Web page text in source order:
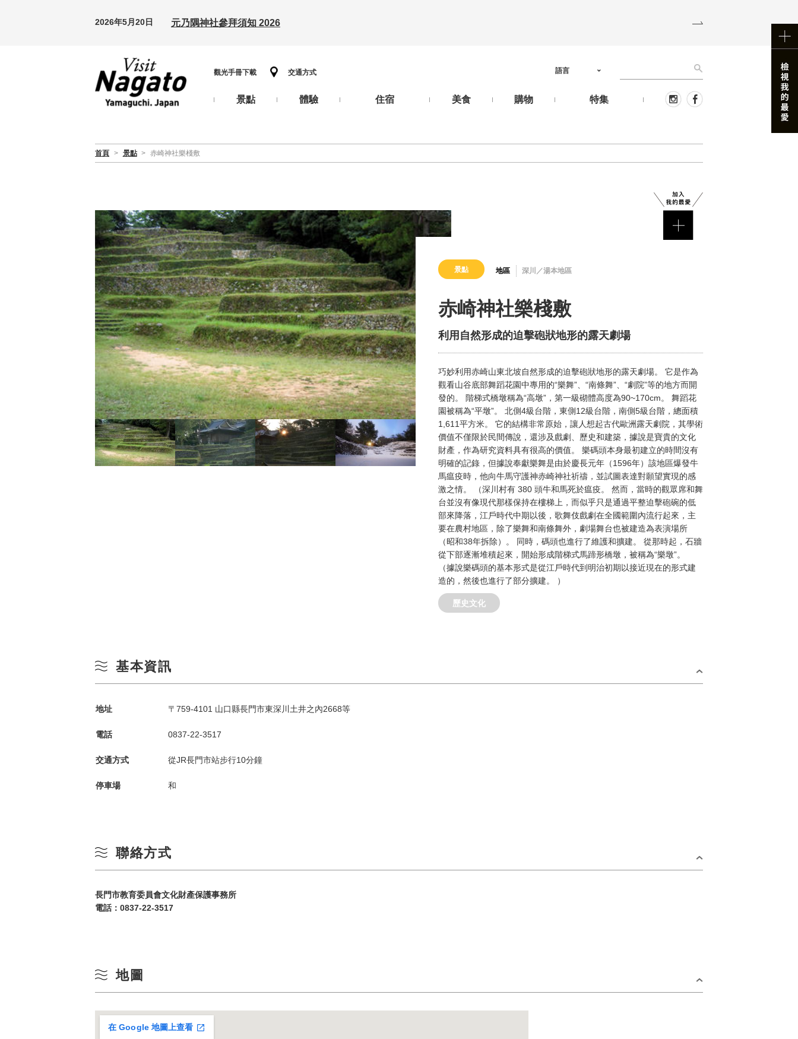
2026年5月20日 元乃隅神社參拜須知 2026
觀光手冊下載 交通方式
景點 體驗 住宿 美食 購物 特集
語言
首頁 > 景點 > 赤崎神社樂棧敷
景點 地區 深川／湯本地區
赤崎神社樂棧敷
利用自然形成的迫擊砲狀地形的露天劇場
巧妙利用赤崎山東北坡自然形成的迫擊砲狀地形的露天劇場。 它是作為
觀看山谷底部舞蹈花園中專用的“樂舞”、“南條舞”、“劇院”等的地方而開
發的。 階梯式橋墩稱為“高墩”，第一級砌體高度為90~170cm。 舞蹈花
園被稱為“平墩”。 北側4級台階，東側12級台階，南側5級台階，總面積
1,611平方米。 它的結構非常原始，讓人想起古代歐洲露天劇院，其學術
價值不僅限於民間傳說，還涉及戲劇、歷史和建築，據說是寶貴的文化
財產，作為研究資料具有很高的價值。 樂碼頭本身最初建立的時間沒有
明確的記錄，但據說奉獻樂舞是由於慶長元年（1596年）該地區爆發牛
馬瘟疫時，他向牛馬守護神赤崎神社祈禱，並試圖表達對願望實現的感
激之情。 （深川村有 380 頭牛和馬死於瘟疫。 然而，當時的觀眾席和舞
台並沒有像現代那樣保持在樓梯上，而似乎只是通過平整迫擊砲碗的低
部來降落，江戶時代中期以後，歌舞伎戲劇在全國範圍內流行起來，主
要在農村地區，除了樂舞和南條舞外，劇場舞台也被建造為表演場所
（昭和38年拆除）。 同時，碼頭也進行了維護和擴建。 從那時起，石牆
從下部逐漸堆積起來，開始形成階梯式馬蹄形橋墩，被稱為“樂墩”。
（據說樂碼頭的基本形式是從江戶時代到明治初期以接近現在的形式建
造的，然後也進行了部分擴建。 ）
歷史文化
基本資訊
地址 〒759-4101 山口縣長門市東深川土井之內2668等
電話 0837-22-3517
交通方式 從JR長門市站步行10分鐘
停車場 和
聯絡方式
長門市教育委員會文化財產保護事務所
電話： 0837-22-3517
地圖
在 Google 地圖上查看